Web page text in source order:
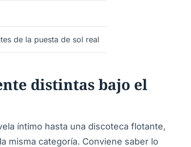
de la puesta de sol real
distintas bajo el
íntimo hasta una discoteca flotante,
misma categoría. Conviene saber lo